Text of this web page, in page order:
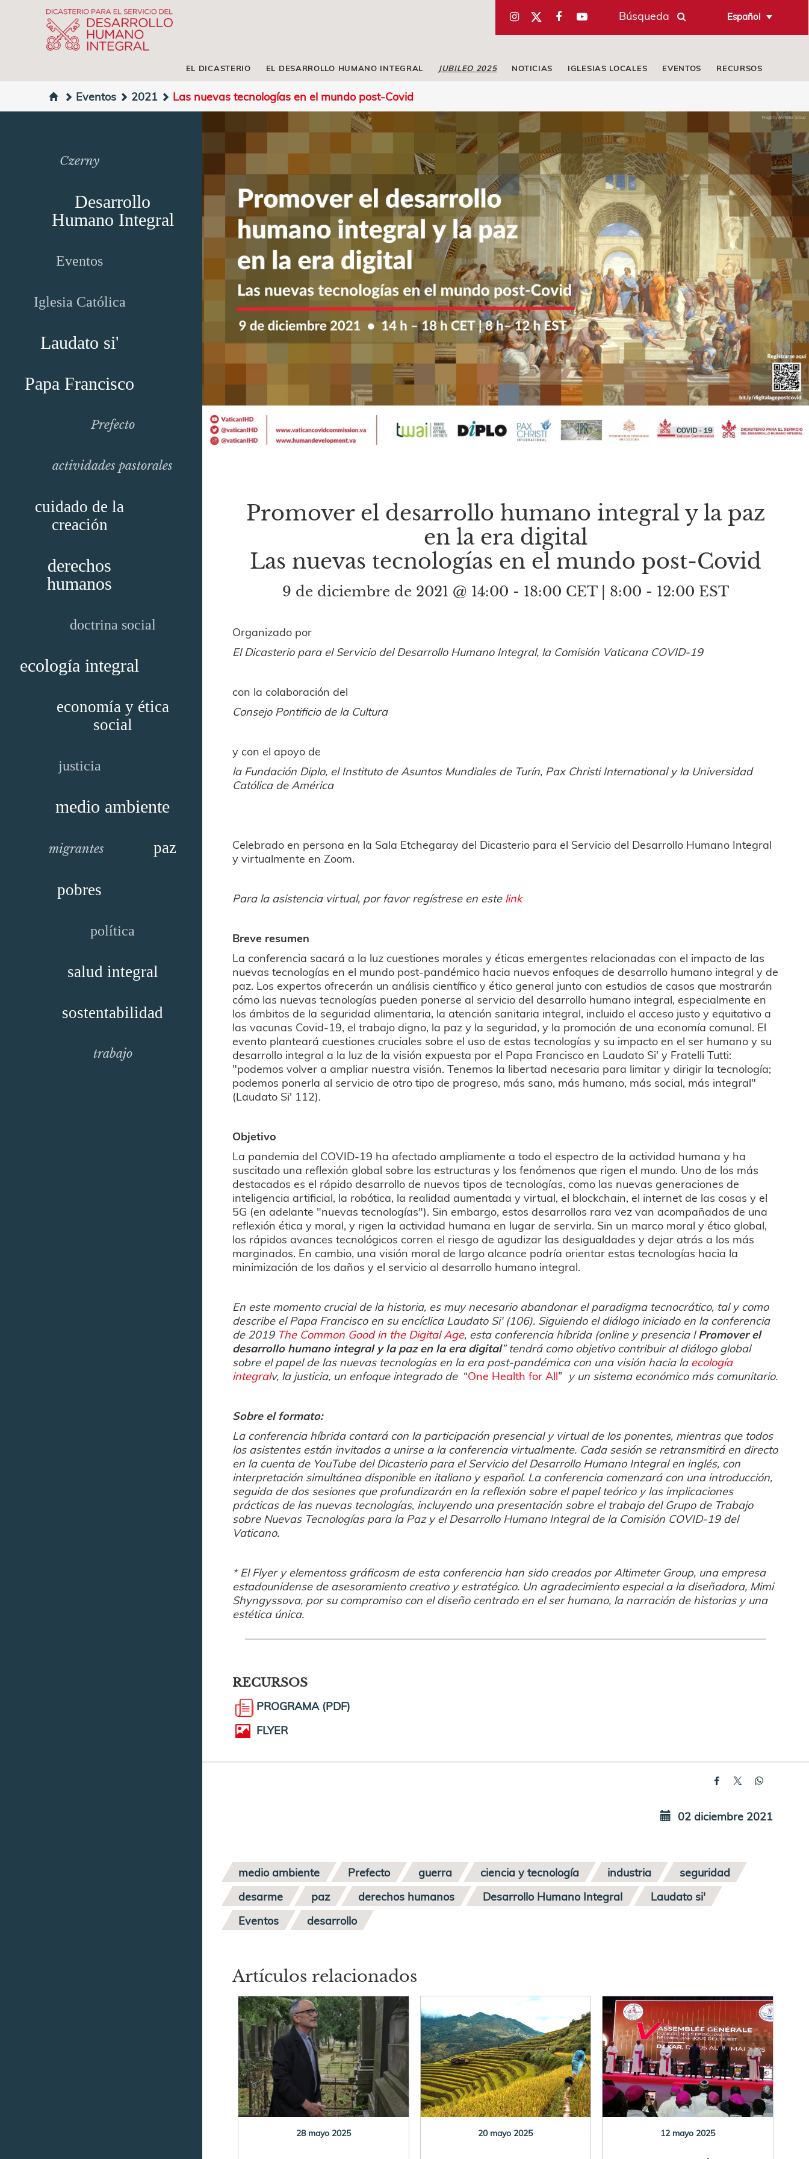
Búsqueda Español
EL DICASTERIO EL DESARROLLO HUMANO INTEGRAL JUBILEO 2025 NOTICIAS IGLESIAS LOCALES EVENTOS RECURSOS
Eventos 2021 Las nuevas tecnologías en el mundo post-Covid
Czerny
Desarrollo
Humano Integral
Eventos
Iglesia Católica
Laudato si'
Papa Francisco
Prefecto
actividades pastorales
cuidado de la
creación
derechos
humanos
doctrina social
ecología integral
economía y ética
social
justicia
medio ambiente
migrantes paz
pobres
política
salud integral
sostentabilidad
trabajo
Promover el desarrollo humano integral y la paz
en la era digital
Las nuevas tecnologías en el mundo post-Covid
9 de diciembre de 2021 @ 14:00 - 18:00 CET | 8:00 - 12:00 EST
Organizado por
El Dicasterio para el Servicio del Desarrollo Humano Integral, la Comisión Vaticana COVID-19
con la colaboración del
Consejo Pontificio de la Cultura
y con el apoyo de
la Fundación Diplo, el Instituto de Asuntos Mundiales de Turín, Pax Christi International y la Universidad
Católica de América
Celebrado en persona en la Sala Etchegaray del Dicasterio para el Servicio del Desarrollo Humano Integral
y virtualmente en Zoom.
Para la asistencia virtual, por favor regístrese en este link
Breve resumen
La conferencia sacará a la luz cuestiones morales y éticas emergentes relacionadas con el impacto de las
nuevas tecnologías en el mundo post-pandémico hacia nuevos enfoques de desarrollo humano integral y de
paz. Los expertos ofrecerán un análisis científico y ético general junto con estudios de casos que mostrarán
cómo las nuevas tecnologías pueden ponerse al servicio del desarrollo humano integral, especialmente en
los ámbitos de la seguridad alimentaria, la atención sanitaria integral, incluido el acceso justo y equitativo a
las vacunas Covid-19, el trabajo digno, la paz y la seguridad, y la promoción de una economía comunal. El
evento planteará cuestiones cruciales sobre el uso de estas tecnologías y su impacto en el ser humano y su
desarrollo integral a la luz de la visión expuesta por el Papa Francisco en Laudato Si' y Fratelli Tutti:
"podemos volver a ampliar nuestra visión. Tenemos la libertad necesaria para limitar y dirigir la tecnología;
podemos ponerla al servicio de otro tipo de progreso, más sano, más humano, más social, más integral"
(Laudato Si' 112).
Objetivo
La pandemia del COVID-19 ha afectado ampliamente a todo el espectro de la actividad humana y ha
suscitado una reflexión global sobre las estructuras y los fenómenos que rigen el mundo. Uno de los más
destacados es el rápido desarrollo de nuevos tipos de tecnologías, como las nuevas generaciones de
inteligencia artificial, la robótica, la realidad aumentada y virtual, el blockchain, el internet de las cosas y el
5G (en adelante "nuevas tecnologías"). Sin embargo, estos desarrollos rara vez van acompañados de una
reflexión ética y moral, y rigen la actividad humana en lugar de servirla. Sin un marco moral y ético global,
los rápidos avances tecnológicos corren el riesgo de agudizar las desigualdades y dejar atrás a los más
marginados. En cambio, una visión moral de largo alcance podría orientar estas tecnologías hacia la
minimización de los daños y el servicio al desarrollo humano integral.
En este momento crucial de la historia, es muy necesario abandonar el paradigma tecnocrático, tal y como
describe el Papa Francisco en su encíclica Laudato Si' (106). Siguiendo el diálogo iniciado en la conferencia
de 2019 The Common Good in the Digital Age, esta conferencia híbrida (online y presencia lPromover el
desarrollo humano integral y la paz en la era digital” tendrá como objetivo contribuir al diálogo global
sobre el papel de las nuevas tecnologías en la era post-pandémica con una visión hacia laecología
integralv, la justicia, un enfoque integrado de “One Health for All” y un sistema económico más comunitario.
Sobre el formato:
La conferencia híbrida contará con la participación presencial y virtual de los ponentes, mientras que todos
los asistentes están invitados a unirse a la conferencia virtualmente. Cada sesión se retransmitirá en directo
en la cuenta de YouTube del Dicasterio para el Servicio del Desarrollo Humano Integral en inglés, con
interpretación simultánea disponible en italiano y español. La conferencia comenzará con una introducción,
seguida de dos sesiones que profundizarán en la reflexión sobre el papel teórico y las implicaciones
prácticas de las nuevas tecnologías, incluyendo una presentación sobre el trabajo del Grupo de Trabajo
sobre Nuevas Tecnologías para la Paz y el Desarrollo Humano Integral de la Comisión COVID-19 del
Vaticano.
* El Flyer y elementoss gráficosm de esta conferencia han sido creados por Altimeter Group, una empresa
estadounidense de asesoramiento creativo y estratégico. Un agradecimiento especial a la diseñadora, Mimi
Shyngyssova, por su compromiso con el diseño centrado en el ser humano, la narración de historias y una
estética única.
RECURSOS
PROGRAMA (PDF)
FLYER
02 diciembre 2021
medio ambiente Prefecto guerra ciencia y tecnología industria
seguridad
desarme
paz derechos humanos Desarrollo Humano Integral
Laudato si'
Eventos
desarrollo
Artículos relacionados
28 mayo 2025 20 mayo 2025 12 mayo 2025